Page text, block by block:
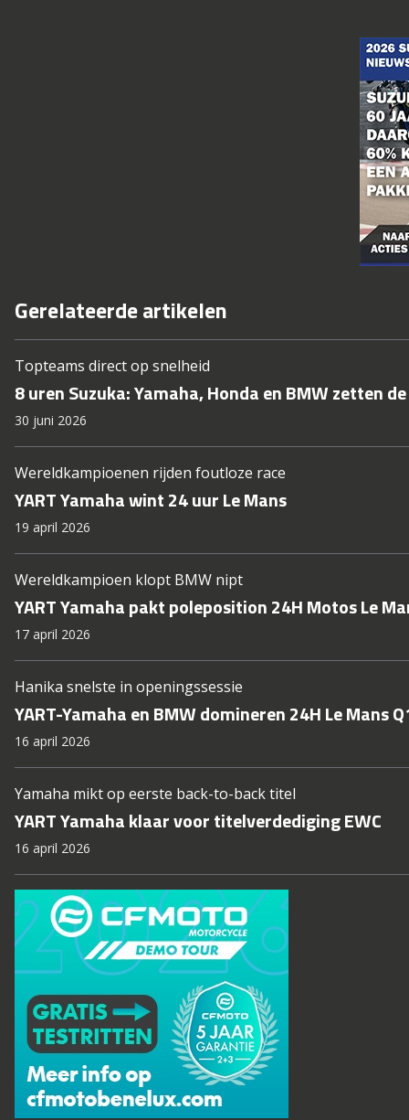
Gerelateerde artikelen
Topteams direct op snelheid
8 uren Suzuka: Yamaha, Honda en BMW zetten
30 juni 2026
Wereldkampioenen rijden foutloze race
YART Yamaha wint 24 uur Le Mans
19 april 2026
Wereldkampioen klopt BMW nipt
YART Yamaha pakt poleposition 24H Motos Le
17 april 2026
Hanika snelste in openingssessie
YART-Yamaha en BMW domineren 24H Le Mans
16 april 2026
Yamaha mikt op eerste back-to-back titel
YART Yamaha klaar voor titelverdediging EWC
16 april 2026